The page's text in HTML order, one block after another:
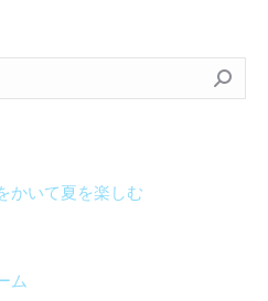
かいて夏を楽しむ
ム